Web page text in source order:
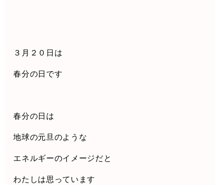
３月２０日は
春分の日です
春分の日は
地球の元旦のような
エネルギーのイメージだと
わたしは思っています